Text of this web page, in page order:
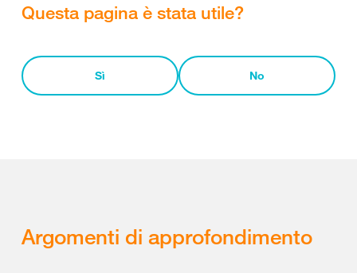
Questa pagina è stata utile?
Sì No
Argomenti di approfondimento